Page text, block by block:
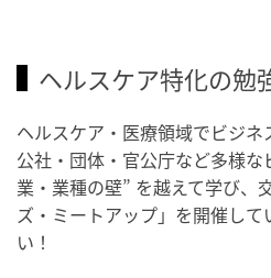
ヘルスケア特化の勉
ヘルスケア・医療領域でビジネ
公社・団体・官公庁など多様
業・業種の壁” を越えて学び、
ズ・ミートアップ」を開催して
い！